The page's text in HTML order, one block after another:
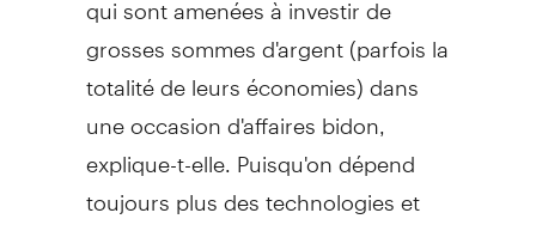
grosses sommes d'argent (parfois la
totalité de leurs économies) dans
une occasion d'affaires bidon,
explique-t-elle. Puisqu'on dépend
toujours plus des technologies et